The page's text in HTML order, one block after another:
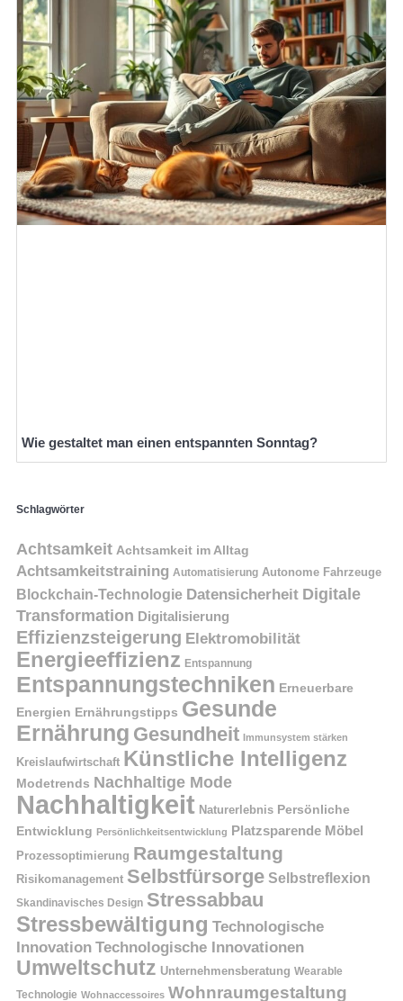
Wie gestaltet man einen entspannten Sonntag?
Schlagwörter
Achtsamkeit Achtsamkeit im Alltag
Achtsamkeitstraining Automatisierung Autonome Fahrzeuge
Blockchain-Technologie Datensicherheit Digitale
Transformation Digitalisierung
Effizienzsteigerung Elektromobilität
Energieeffizienz Entspannung
Entspannungstechniken Erneuerbare
Energien Ernährungstipps Gesunde
Ernährung Gesundheit Immunsystem stärken
Kreislaufwirtschaft Künstliche Intelligenz
Modetrends Nachhaltige Mode
Nachhaltigkeit Naturerlebnis Persönliche
Entwicklung Persönlichkeitsentwicklung Platzsparende Möbel
Prozessoptimierung Raumgestaltung
Risikomanagement Selbstfürsorge Selbstreflexion
Skandinavisches Design Stressabbau
Stressbewältigung Technologische
Innovation Technologische Innovationen
Umweltschutz Unternehmensberatung Wearable
Technologie Wohnaccessoires Wohnraumgestaltung